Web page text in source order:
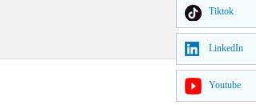
Tiktok
LinkedIn
Youtube